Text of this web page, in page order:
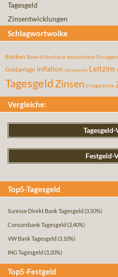
Tagesgeld
Zinsentwicklungen
Schlagwortwolke
Banken Bank of Scotland deutschland
Geldanlage Inflation inflationsrate Leitzins
Tagesgeld Zinsen zinsgarantie
Vergleiche:
Festgeld-
Top5-Tagesgeld
Suresse Direkt Bank Tagesgeld (3,50%)
Consorsbank Tagesgeld (3,40%)
VW Bank Tagesgeld (3,10%)
ING Tagesgeld (3,20%)
Top5-Festgeld